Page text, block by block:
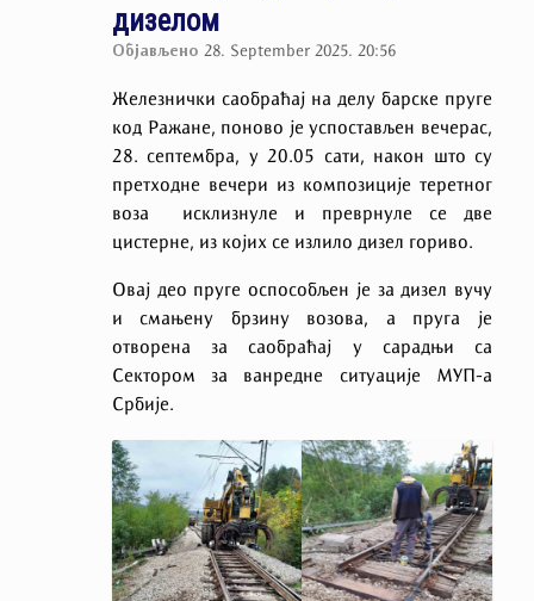
дизелом
Објављено 28. September 2025. 20:56
Железнички саобраћај на делу барске пруге
код Ражане, поново је успостављен вечерас,
28. септембра, у 20.05 сати, након што су
претходне вечери из композиције теретног
воза исклизнуле и преврнуле се две
цистерне, из којих се излило дизел гориво.
Овај део пруге оспособљен је за дизел вучу
и смањену брзину возова, а пруга је
отворена за саобраћај у сарадњи са
Сектором за ванредне ситуације МУП-а
Србије.